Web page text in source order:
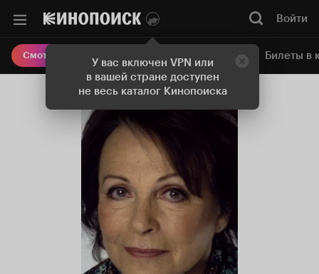
У вас включен VPN или
в вашей стране доступен
не весь каталог Кинопоиска
Войти
Смотреть кино Онлайн-кинотеатр Билеты в